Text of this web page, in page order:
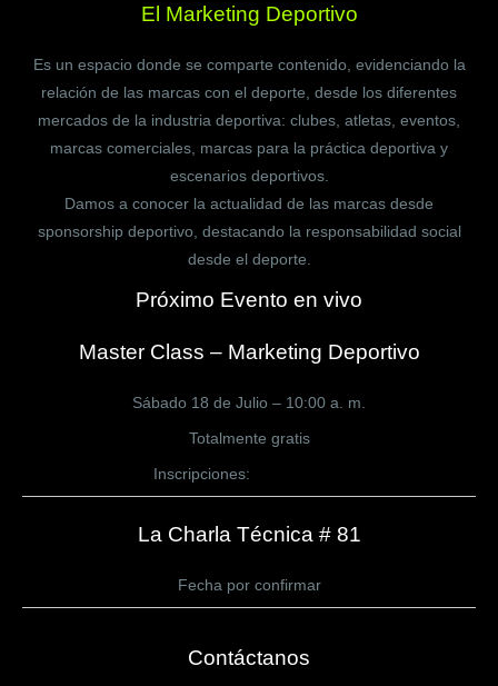
El Marketing Deportivo
Es un espacio donde se comparte contenido, evidenciando la
relación de las marcas con el deporte, desde los diferentes
mercados de la industria deportiva: clubes, atletas, eventos,
marcas comerciales, marcas para la práctica deportiva y
escenarios deportivos.
Damos a conocer la actualidad de las marcas desde
sponsorship deportivo, destacando la responsabilidad social
desde el deporte.
Próximo Evento en vivo
Master Class – Marketing Deportivo
Sábado 18 de Julio – 10:00 a. m.
Totalmente gratis
Inscripciones:
La Charla Técnica # 81
Fecha por confirmar
Contáctanos